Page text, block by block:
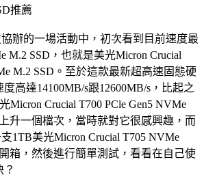
辦的一場活動中，初次看到目前速度最
M.2 SSD，也就是美光Micron Crucial
M.2 SSD。至於這款最新超高速固態硬
高達14100MB/s跟12600MB/s，比起之
Micron Crucial T700 PCle Gen5 NVMe
升一個檔次，當時就對它很感興趣，而
1TB美光Micron Crucial T705 NVMe
箱，然後進行簡單測試，看看在自己使